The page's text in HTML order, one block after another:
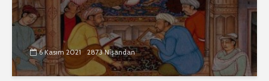
6 Kasım 2021 2873 Nîşandan